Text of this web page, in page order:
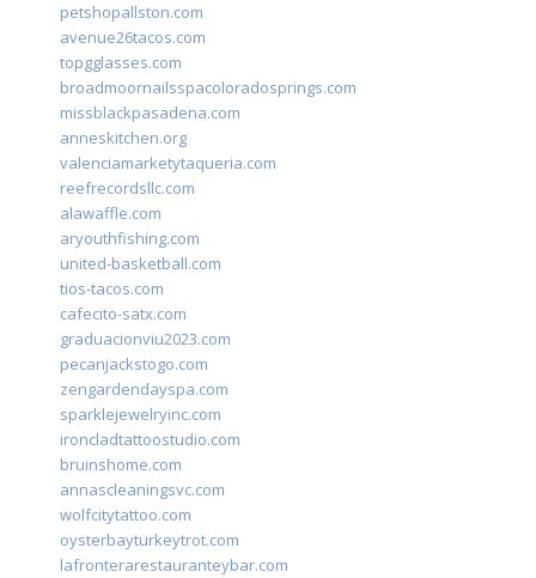
petshopallston.com
avenue26tacos.com
topgglasses.com
broadmoornailsspacoloradosprings.com
missblackpasadena.com
anneskitchen.org
valenciamarketytaqueria.com
reefrecordsllc.com
alawaffle.com
aryouthfishing.com
united-basketball.com
tios-tacos.com
cafecito-satx.com
graduacionviu2023.com
pecanjackstogo.com
zengardendayspa.com
sparklejewelryinc.com
ironcladtattoostudio.com
bruinshome.com
annascleaningsvc.com
wolfcitytattoo.com
oysterbayturkeytrot.com
lafronterarestauranteybar.com